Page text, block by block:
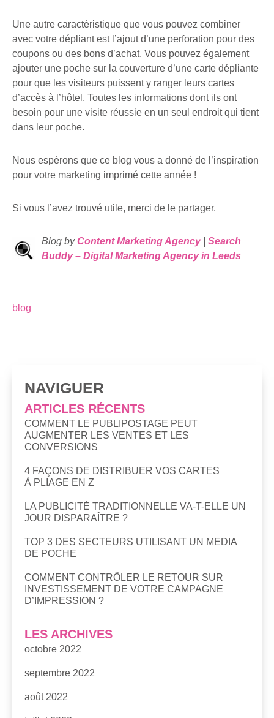
Une autre caractéristique que vous pouvez combiner
avec votre dépliant est l’ajout d’une perforation pour des
coupons ou des bons d’achat. Vous pouvez également
ajouter une poche sur la couverture d’une carte dépliante
pour que les visiteurs puissent y ranger leurs cartes
d’accès à l’hôtel. Toutes les informations dont ils ont
besoin pour une visite réussie en un seul endroit qui tient
dans leur poche.
Nous espérons que ce blog vous a donné de l’inspiration
pour votre marketing imprimé cette année !
Si vous l’avez trouvé utile, merci de le partager.
Blog byContent Marketing Agency| Search
Buddy – Digital Marketing Agency in Leeds
blog
NAVIGUER
ARTICLES RÉCENTS
COMMENT LE PUBLIPOSTAGE PEUT
AUGMENTER LES VENTES ET LES
CONVERSIONS
4 FAÇONS DE DISTRIBUER VOS CARTES
À PLIAGE EN Z
LA PUBLICITÉ TRADITIONNELLE VA-T-ELLE UN
JOUR DISPARAÎTRE ?
TOP 3 DES SECTEURS UTILISANT UN MEDIA
DE POCHE
COMMENT CONTRÔLER LE RETOUR SUR
INVESTISSEMENT DE VOTRE CAMPAGNE
D’IMPRESSION ?
LES ARCHIVES
octobre 2022
septembre 2022
août 2022